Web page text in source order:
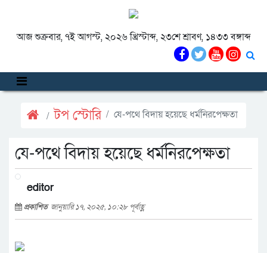
আজ শুক্রবার, ৭ই আগস্ট, ২০২৬ খ্রিস্টাব্দ, ২৩শে শ্রাবণ, ১৪৩৩ বঙ্গাব্দ
টপ স্টোরি যে-পথে বিদায় হয়েছে ধর্মনিরপেক্ষতা
যে-পথে বিদায় হয়েছে ধর্মনিরপেক্ষতা
editor
প্রকাশিত জানুয়ারি ১৭, ২০২৫, ১০:২৮ পূর্বাহ্ণ